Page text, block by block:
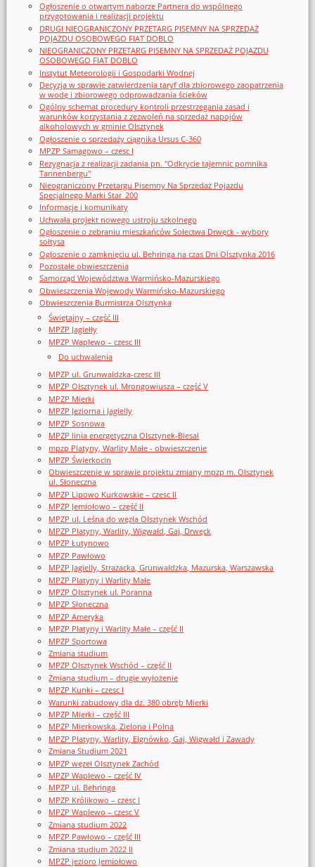
Ogłoszenie o otwartym naborze Partnera do wspólnego
przygotowania i realizacji projektu
DRUGI NIEOGRANICZONY PRZETARG PISEMNY NA SPRZEDAŻ
POJAZDU OSOBOWEGO FIAT DOBLO
NIEOGRANICZONY PRZETARG PISEMNY NA SPRZEDAŻ POJAZDU
OSOBOWEGO FIAT DOBLO
Instytut Meteorologii i Gospodarki Wodnej
Decyzja w sprawie zatwierdzenia taryf dla zbiorowego zaopatrzenia
w wodę i zbiorowego odprowadzania ścieków
Ogólny schemat procedury kontroli przestrzegania zasad i
warunków korzystania z zezwoleń na sprzedaż napojów
alkoholowych w gminie Olsztynek
Ogłoszenie o sprzedaży ciągnika Ursus C-360
MPZP Samagowo – czesc I
Rezygnacja z realizacji zadania pn. "Odkrycie tajemnic pomnika
Tannenbergu"
Nieograniczony Przetargu Pisemny Na Sprzedaż Pojazdu
Specjalnego Marki Star_200
Informacje i komunikaty
Uchwała projekt nowego ustroju szkolnego
Ogłoszenie o zebraniu mieszkańców Sołectwa Drwęck - wybory
sołtysa
Ogłoszenie o zamknięciu ul. Behringa na czas Dni Olsztynka 2016
Pozostałe obwieszczenia
Samorząd Województwa Warmińsko-Mazurskiego
Obwieszczenia Wojewody Warmińsko-Mazurskiego
Obwieszczenia Burmistrza Olsztynka
Świętajny – część III
MPZP Jagiełły
MPZP Waplewo – czesc III
Do uchwalenia
MPZP ul. Grunwaldzka-czesc III
MPZP Olsztynek ul. Mrongowiusza – część V
MPZP Mierki
MPZP Jeziorna i Jagielly
MPZP Sosnowa
MPZP linia energetyczna Olsztynek-Biesal
mpzp Platyny, Warlity Małe - obwieszczenie
MPZP Świerkocin
Obwieszczenie w sprawie projektu zmiany mpzp m. Olsztynek
ul. Słoneczna
MPZP Lipowo Kurkowskie – czesc II
MPZP Jemiołowo – część II
MPZP ul. Leśna do węzła Olsztynek Wschód
MPZP Platyny, Warlity, Wigwałd, Gaj, Drwęck
MPZP Łutynowo
MPZP Pawłowo
MPZP Jagielly, Strazacka, Grunwaldzka, Mazurska, Warszawska
MPZP Platyny i Warlity Małe
MPZP Olsztynek ul. Poranna
MPZP Słoneczna
MPZP Ameryka
MPZP Platyny i Warlity Małe – część II
MPZP Sportowa
Zmiana studium
MPZP Olsztynek Wschód – część II
Zmiana studium – drugie wyłożenie
MPZP Kunki – czesc I
Warunki zabudowy dla dz. 380 obręb Mierki
MPZP Mierki – część III
MPZP Mierkowska, Zielona i Polna
MPZP Platyny, Warlity, Elgnówko, Gaj, Wigwałd i Zawady
Zmiana Studium 2021
MPZP węzeł Olsztynek Zachód
MPZP Waplewo – część IV
MPZP ul. Behringa
MPZP Królikowo – czesc I
MPZP Waplewo – czesc V
Zmiana studium 2022
MPZP Pawłowo – część III
Zmiana studium 2022 II
MPZP jezioro Jemiołowo